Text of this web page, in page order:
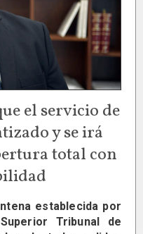
el servicio de
y se irá
total con
establecida por
Tribunal de